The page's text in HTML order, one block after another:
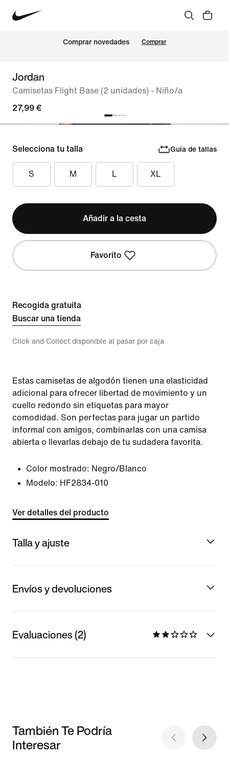
Comprar novedades Comprar
Jordan
Camisetas Flight Base (2 unidades) - Niño/a
27,99 €
Selecciona tu talla Guía de tallas
S M L XL
Añadir a la cesta
Favorito
Recogida gratuita
Buscar una tienda
Click and Collect disponible al pasar por caja
Estas camisetas de algodón tienen una elasticidad
adicional para ofrecer libertad de movimiento y un
cuello redondo sin etiquetas para mayor
comodidad. Son perfectas para jugar un partido
informal con amigos, combinarlas con una camisa
abierta o llevarlas debajo de tu sudadera favorita.
Color mostrado: Negro/Blanco
Modelo: HF2834-010
Ver detalles del producto
Talla y ajuste
Envíos y devoluciones
Evaluaciones (2)
También Te Podría
Interesar